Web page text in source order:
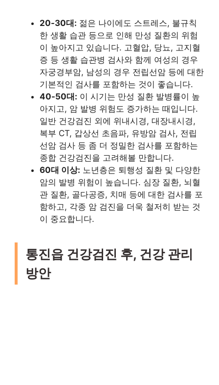
20-30대: 젊은 나이에도 스트레스, 불규칙
한 생활 습관 등으로 인해 만성 질환의 위험
이 높아지고 있습니다. 고혈압, 당뇨, 고지혈
증 등 생활 습관병 검사와 함께 여성의 경우
자궁경부암, 남성의 경우 전립선암 등에 대한
기본적인 검사를 포함하는 것이 좋습니다.
40-50대: 이 시기는 만성 질환 발병률이 높
아지고, 암 발병 위험도 증가하는 때입니다.
일반 건강검진 외에 위내시경, 대장내시경,
복부 CT, 갑상선 초음파, 유방암 검사, 전립
선암 검사 등 좀 더 정밀한 검사를 포함하는
종합 건강검진을 고려해볼 만합니다.
60대 이상: 노년층은 퇴행성 질환 및 다양한
암의 발병 위험이 높습니다. 심장 질환, 뇌혈
관 질환, 골다공증, 치매 등에 대한 검사를 포
함하고, 각종 암 검진을 더욱 철저히 받는 것
이 중요합니다.
통진읍 건강검진 후, 건강 관리
방안